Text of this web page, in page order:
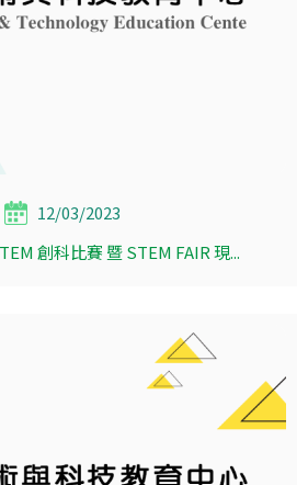
12/03/2023
創科比賽 暨 STEM FAIR 現...